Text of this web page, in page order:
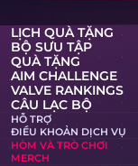
LỊCH QUÀ TẶNG
BỘ SƯU TẬP
QUÀ TẶNG
AIM CHALLENGE
VALVE RANKINGS
CÂU LẠC BỘ
HỖ TRỢ
ĐIỀU KHOẢN DỊCH VỤ
HÒM VÀ TRÒ CHƠI
MERCH